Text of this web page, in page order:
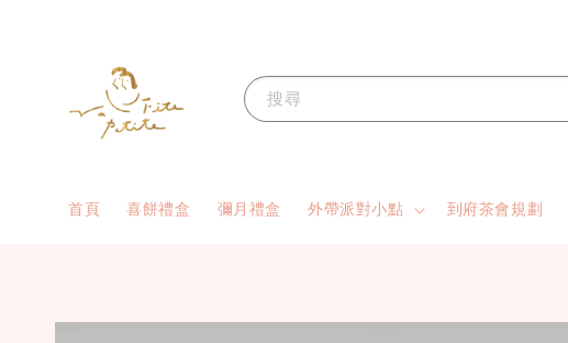
搜尋
首頁 喜餅禮盒 彌月禮盒 外帶派對小點 到府茶會規劃